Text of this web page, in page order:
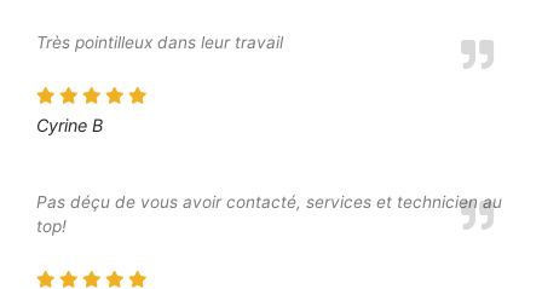
Très pointilleux dans leur travail
Cyrine B
Pas déçu de vous avoir contacté, services et technicien au
top!